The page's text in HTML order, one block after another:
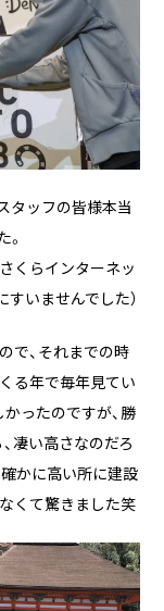
タッフの皆様本当
。
くらインターネッ
すいませんでした）
で、それまでの時
る年で毎年見てい
ったのですが、勝
凄い高さなのだろ
かに高い所に建設
くて驚きました笑